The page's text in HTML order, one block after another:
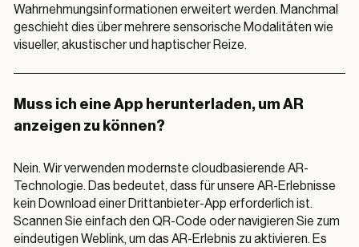
Wahrnehmungsinformationen erweitert werden. Manchmal
geschieht dies über mehrere sensorische Modalitäten wie
visueller, akustischer und haptischer Reize.
Muss ich eine App herunterladen, um AR
anzeigen zu können?
Nein. Wir verwenden modernste cloudbasierende AR-
Technologie. Das bedeutet, dass für unsere AR-Erlebnisse
kein Download einer Drittanbieter-App erforderlich ist.
Scannen Sie einfach den QR-Code oder navigieren Sie zum
eindeutigen Weblink, um das AR-Erlebnis zu aktivieren. Es